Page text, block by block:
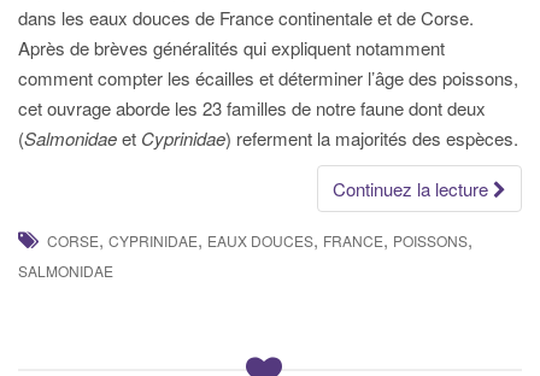
dans les eaux douces de France continentale et de Corse.
Après de brèves généralités qui expliquent notamment
comment compter les écailles et déterminer l’âge des poissons,
cet ouvrage aborde les 23 familles de notre faune dont deux
(Salmonidaeet Cyprinidae) referment la majorités des espèces.
Continuez la lecture
CORSE, CYPRINIDAE, EAUX DOUCES, FRANCE, POISSONS,
SALMONIDAE